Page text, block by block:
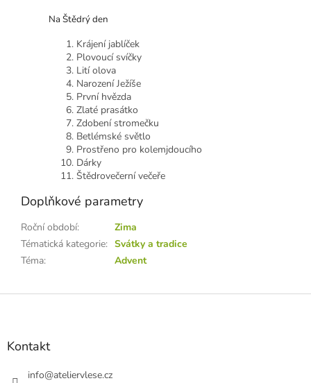
Na Štědrý den
Krájení jablíček
Plovoucí svíčky
Lití olova
Narození Ježíše
První hvězda
Zlaté prasátko
Zdobení stromečku
Betlémské světlo
Prostřeno pro kolemjdoucího
Dárky
Štědrovečerní večeře
Doplňkové parametry
Roční období:
Zima
Tématická kategorie: Svátky a tradice
Téma: Advent
Z
Kontakt
info@ateliervlese.cz